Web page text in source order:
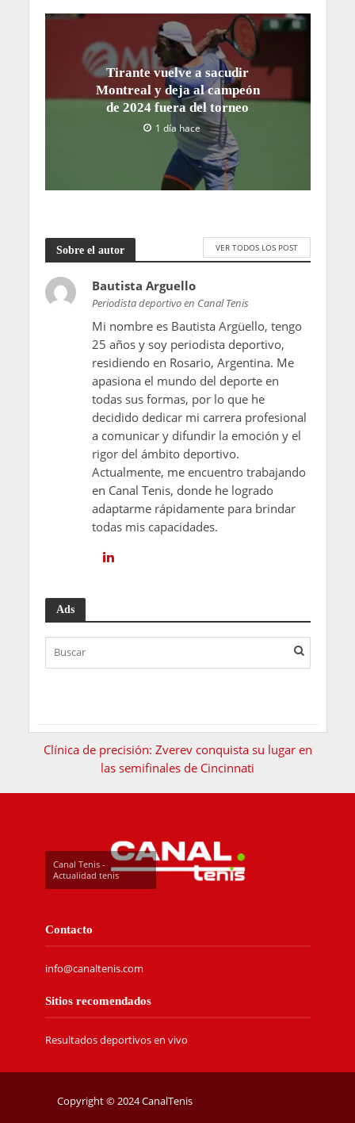
Tirante vuelve a sacudir
Montreal y deja al campeón
de 2024 fuera del torneo
1 día hace
Sobre el autor VER TODOS LOS POST
Bautista Arguello
Periodista deportivo en Canal Tenis
Mi nombre es Bautista Argüello, tengo
25 años y soy periodista deportivo,
residiendo en Rosario, Argentina. Me
apasiona el mundo del deporte en
todas sus formas, por lo que he
decidido dedicar mi carrera profesional
a comunicar y difundir la emoción y el
rigor del ámbito deportivo.
Actualmente, me encuentro trabajando
en Canal Tenis, donde he logrado
adaptarme rápidamente para brindar
todas mis capacidades.
Ads
Clínica de precisión: Zverev conquista su lugar en
las semifinales de Cincinnati
Canal Tenis -
Actualidad tenis
Contacto
info@canaltenis.com
Sitios recomendados
Resultados deportivos en vivo
Copyright © 2024 CanalTenis